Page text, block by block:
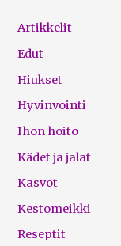
Artikkelit
Edut
Hiukset
Hyvinvointi
Ihon hoito
Kädet ja jalat
Kasvot
Kestomeikki
Reseptit